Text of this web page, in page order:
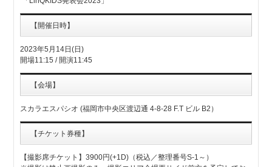
【開催日時】
2023年5月14日(日)
開場11:15 / 開演11:45
【会場】
スカラエスパシオ (福岡市中央区渡辺通 4-8-28 F.T ビル B2）
【チケット券種】
【撮影席チケット】3900円(+1D)（税込／整理番号S-1～）